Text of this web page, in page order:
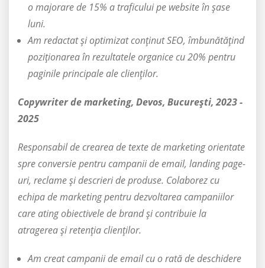
o majorare de 15% a traficului pe website în șase
luni.
Am redactat și optimizat conținut SEO, îmbunătățind
poziționarea în rezultatele organice cu 20% pentru
paginile principale ale clienților.
Copywriter de marketing, Devos, București, 2023 -
2025
Responsabil de crearea de texte de marketing orientate
spre conversie pentru campanii de email, landing page-
uri, reclame și descrieri de produse. Colaborez cu
echipa de marketing pentru dezvoltarea campaniilor
care ating obiectivele de brand și contribuie la
atragerea și retenția clienților.
Am creat campanii de email cu o rată de deschidere